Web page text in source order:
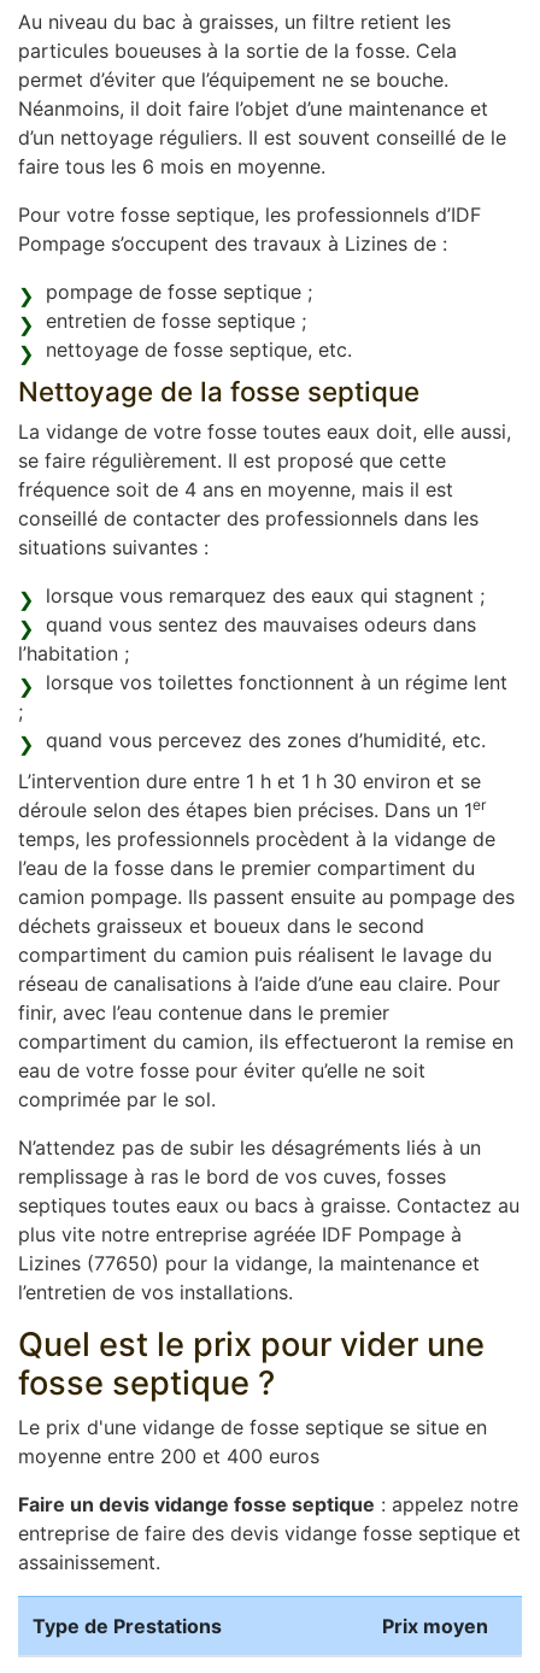
Au niveau du bac à graisses, un filtre retient les
particules boueuses à la sortie de la fosse. Cela
permet d’éviter que l’équipement ne se bouche.
Néanmoins, il doit faire l’objet d’une maintenance et
d’un nettoyage réguliers. Il est souvent conseillé de le
faire tous les 6 mois en moyenne.
Pour votre fosse septique, les professionnels d’IDF
Pompage s’occupent des travaux à Lizines de :
pompage de fosse septique ;
entretien de fosse septique ;
nettoyage de fosse septique, etc.
Nettoyage de la fosse septique
La vidange de votre fosse toutes eaux doit, elle aussi,
se faire régulièrement. Il est proposé que cette
fréquence soit de 4 ans en moyenne, mais il est
conseillé de contacter des professionnels dans les
situations suivantes :
lorsque vous remarquez des eaux qui stagnent ;
quand vous sentez des mauvaises odeurs dans
l’habitation ;
lorsque vos toilettes fonctionnent à un régime lent
;
quand vous percevez des zones d’humidité, etc.
L’intervention dure entre 1 h et 1 h 30 environ et se
déroule selon des étapes bien précises. Dans un 1er
temps, les professionnels procèdent à la vidange de
l’eau de la fosse dans le premier compartiment du
camion pompage. Ils passent ensuite au pompage des
déchets graisseux et boueux dans le second
compartiment du camion puis réalisent le lavage du
réseau de canalisations à l’aide d’une eau claire. Pour
finir, avec l’eau contenue dans le premier
compartiment du camion, ils effectueront la remise en
eau de votre fosse pour éviter qu’elle ne soit
comprimée par le sol.
N’attendez pas de subir les désagréments liés à un
remplissage à ras le bord de vos cuves, fosses
septiques toutes eaux ou bacs à graisse. Contactez au
plus vite notre entreprise agréée IDF Pompage à
Lizines (77650) pour la vidange, la maintenance et
l’entretien de vos installations.
Quel est le prix pour vider une
fosse septique ?
Le prix d'une vidange de fosse septique se situe en
moyenne entre 200 et 400 euros
Faire un devis vidange fosse septique : appelez notre
entreprise de faire des devis vidange fosse septique et
assainissement.
Type de Prestations Prix moyen